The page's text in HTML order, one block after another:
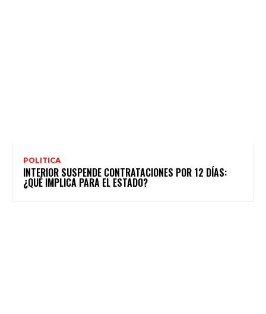
POLITICA
INTERIOR SUSPENDE CONTRATACIONES POR 12 DÍAS:
¿QUÉ IMPLICA PARA EL ESTADO?